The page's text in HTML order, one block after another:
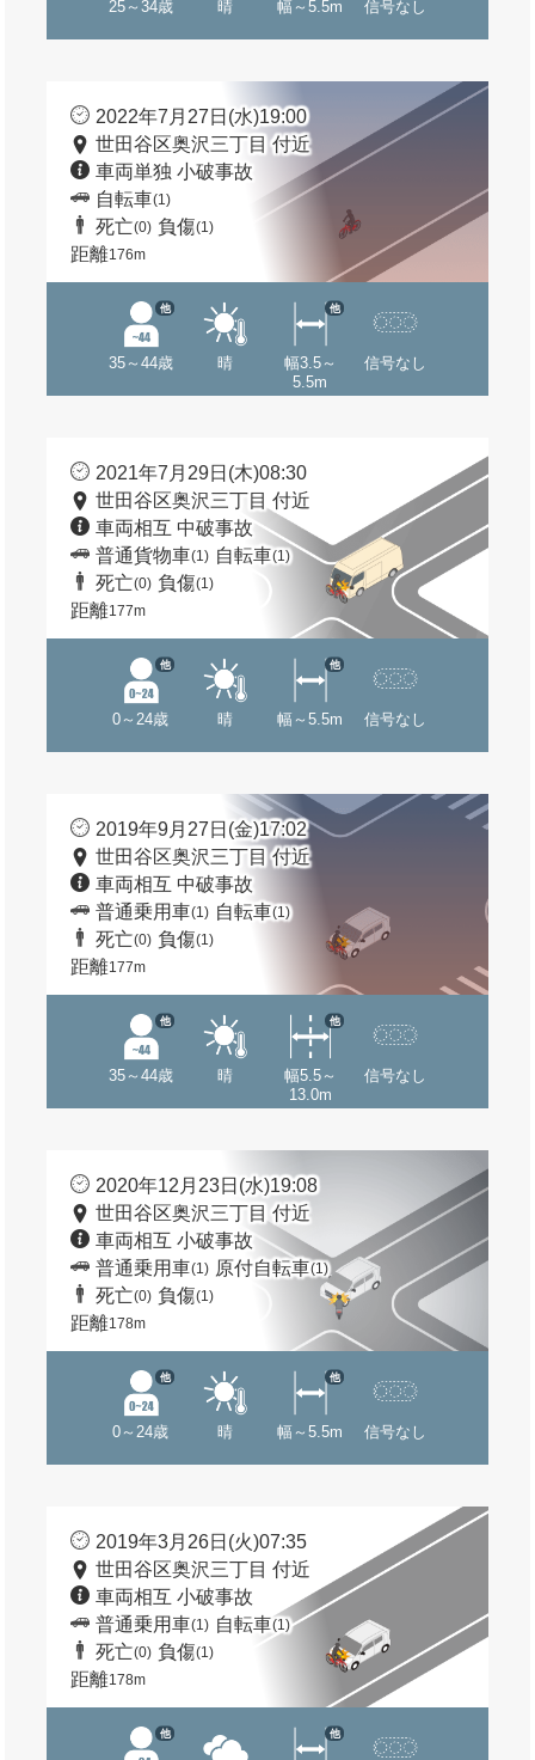
25～34歳 晴 幅～5.5m 信号なし
2022年7月27日(水)19:00
世田谷区奥沢三丁目 付近
車両単独 小破事故
自転車(1)
死亡(0) 負傷(1)
距離176m
35～44歳
他
晴
幅3.5～
5.5m
他
信号なし
2021年7月29日(木)08:30
世田谷区奥沢三丁目 付近
車両相互 中破事故
普通貨物車(1) 自転車(1)
死亡(0) 負傷(1)
距離177m
0～24歳
他
晴 幅～5.5m
他
信号なし
2019年9月27日(金)17:02
世田谷区奥沢三丁目 付近
車両相互 中破事故
普通乗用車(1) 自転車(1)
死亡(0) 負傷(1)
距離177m
35～44歳
他
晴
幅5.5～
13.0m
他
信号なし
2020年12月23日(水)19:08
世田谷区奥沢三丁目 付近
車両相互 小破事故
普通乗用車(1) 原付自転車(1)
死亡(0) 負傷(1)
距離178m
0～24歳
他
晴 幅～5.5m
他
信号なし
2019年3月26日(火)07:35
世田谷区奥沢三丁目 付近
車両相互 小破事故
普通乗用車(1) 自転車(1)
死亡(0) 負傷(1)
距離178m
他 他